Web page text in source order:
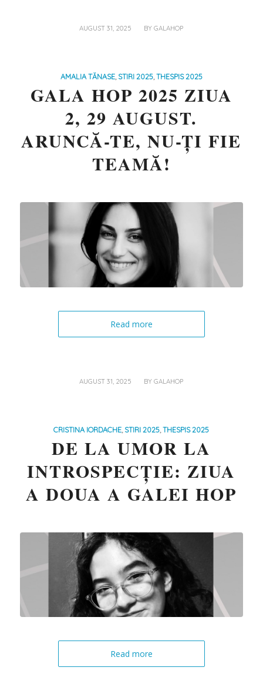
AUGUST 31, 2025
/ BYGALAHOP
AMALIA TĂNASE, STIRI 2025, THESPIS 2025
GALA HOP 2025 ZIUA
2, 29 AUGUST.
ARUNCĂ-TE, NU-ȚI FIE
TEAMĂ!
Read more
AUGUST 31, 2025
/ BYGALAHOP
CRISTINA IORDACHE STIRI 2025 ,THESPIS 2025
DE LA UMOR LA
INTROSPECȚIE: ZIUA
A DOUA A GALEI HOP
Read more